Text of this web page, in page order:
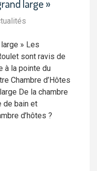
large »
» Les
sont ravis de
à la pointe du
Chambre d’Hôtes
De la chambre
de bain et
d’hôtes ?